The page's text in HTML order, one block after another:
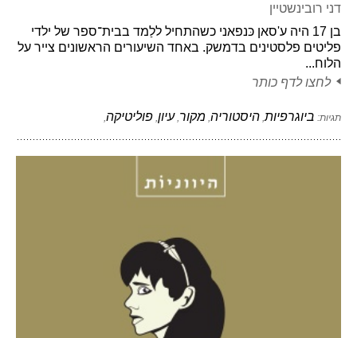
דני רובינשטיין
בן 17 היה ע'סאן כּנפאני כשהתחיל ללַמד בבית־ספר של ילדי
פליטים פלסטינים בדמשק. באחד השיעורים הראשונים צייר על
הלוח...
לחצו לדף כותר
תגיות: ביוגרפיות, היסטוריה, מקור,עיון, פוליטיקה,